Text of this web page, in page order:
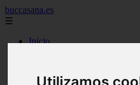
Utilizamos
buccasana.es
☰
Inicio